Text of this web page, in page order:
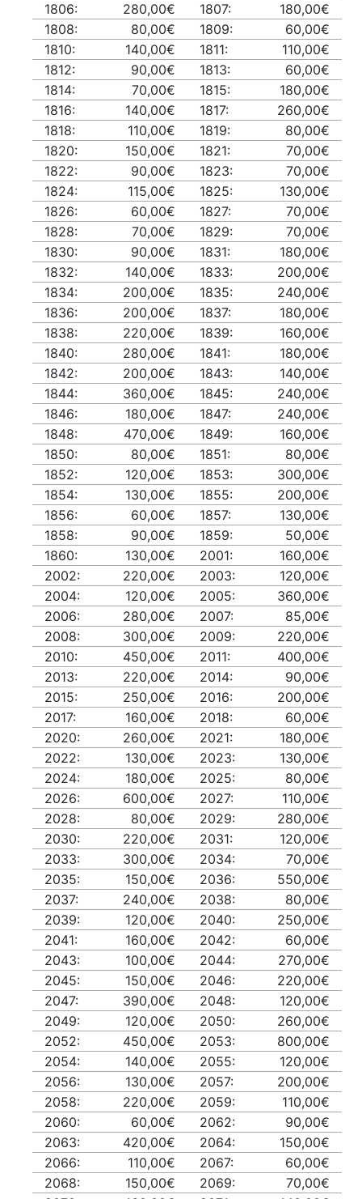
1806:
280,00€ 1807:
180,00€
1808:
80,00€ 1809:
60,00€
1810:
140,00€ 1811:
110,00€
1812:
90,00€ 1813:
60,00€
1814:
70,00€ 1815:
180,00€
1816:
140,00€ 1817:
260,00€
1818:
110,00€ 1819:
80,00€
1820:
150,00€ 1821:
70,00€
1822:
90,00€ 1823:
70,00€
1824:
115,00€ 1825:
130,00€
1826:
60,00€ 1827:
70,00€
1828:
70,00€ 1829:
70,00€
1830:
90,00€ 1831:
180,00€
1832:
140,00€ 1833:
200,00€
1834:
200,00€ 1835:
240,00€
1836:
200,00€ 1837:
180,00€
1838:
220,00€ 1839:
160,00€
1840:
280,00€ 1841:
180,00€
1842:
200,00€ 1843:
140,00€
1844:
360,00€ 1845:
240,00€
1846:
180,00€ 1847:
240,00€
1848:
470,00€ 1849:
160,00€
1850:
80,00€ 1851:
80,00€
1852:
120,00€ 1853:
300,00€
1854:
130,00€ 1855:
200,00€
1856:
60,00€ 1857:
130,00€
1858:
90,00€ 1859:
50,00€
1860:
130,00€ 2001:
160,00€
2002:
220,00€ 2003:
120,00€
2004:
120,00€ 2005:
360,00€
2006:
280,00€ 2007:
85,00€
2008:
300,00€ 2009:
220,00€
2010:
450,00€ 2011:
400,00€
2013:
220,00€ 2014:
90,00€
2015:
250,00€ 2016:
200,00€
2017:
160,00€ 2018:
60,00€
2020:
260,00€ 2021:
180,00€
2022:
130,00€ 2023:
130,00€
2024:
180,00€ 2025:
80,00€
2026:
600,00€ 2027:
110,00€
2028:
80,00€ 2029:
280,00€
2030:
220,00€ 2031:
120,00€
2033:
300,00€ 2034:
70,00€
2035:
150,00€ 2036:
550,00€
2037:
240,00€ 2038:
80,00€
2039:
120,00€ 2040:
250,00€
2041:
160,00€ 2042:
60,00€
2043:
100,00€ 2044:
270,00€
2045:
150,00€ 2046:
220,00€
2047:
390,00€ 2048:
120,00€
2049:
120,00€ 2050:
260,00€
2052:
450,00€ 2053:
800,00€
2054:
140,00€ 2055:
120,00€
2056:
130,00€ 2057:
200,00€
2058:
220,00€ 2059:
110,00€
2060:
60,00€ 2062:
90,00€
2063:
420,00€ 2064:
150,00€
2066:
110,00€ 2067:
60,00€
2068:
150,00€ 2069:
70,00€